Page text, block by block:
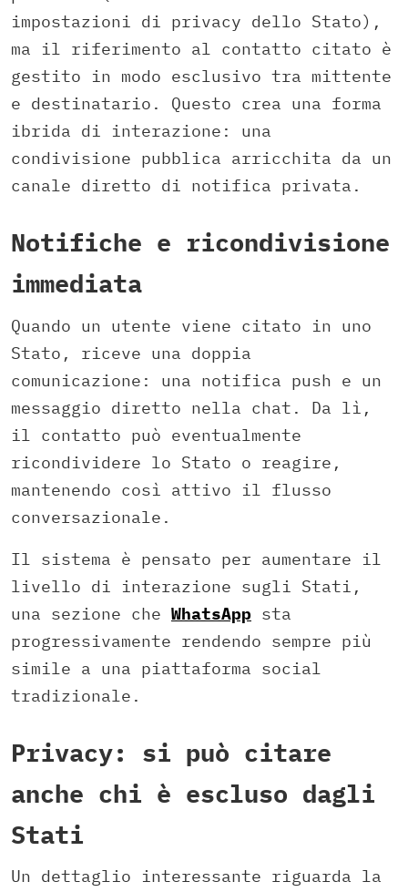
impostazioni di privacy dello Stato),
ma il riferimento al contatto citato è
gestito in modo esclusivo tra mittente
e destinatario. Questo crea una forma
ibrida di interazione: una
condivisione pubblica arricchita da un
canale diretto di notifica privata.
Notifiche e ricondivisione
immediata
Quando un utente viene citato in uno
Stato, riceve una doppia
comunicazione: una notifica push e un
messaggio diretto nella chat. Da lì,
il contatto può eventualmente
ricondividere lo Stato o reagire,
mantenendo così attivo il flusso
conversazionale.
Il sistema è pensato per aumentare il
livello di interazione sugli Stati,
una sezione che WhatsApp sta
progressivamente rendendo sempre più
simile a una piattaforma social
tradizionale.
Privacy: si può citare
anche chi è escluso dagli
Stati
Un dettaglio interessante riguarda la